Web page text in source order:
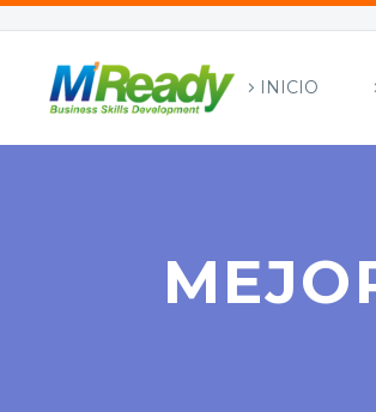
INICIO